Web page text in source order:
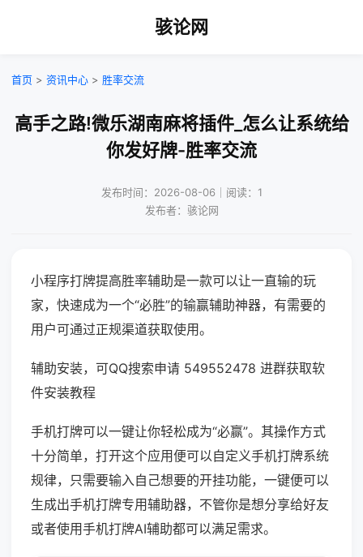
骇论网
首页 > 资讯中心 > 胜率交流
高手之路!微乐湖南麻将插件_怎么让系统给
你发好牌-胜率交流
发布时间：2026-08-06｜阅读：1
发布者：骇论网
小程序打牌提高胜率辅助是一款可以让一直输的玩
家，快速成为一个“必胜”的输赢辅助神器，有需要的
用户可通过正规渠道获取使用。
辅助安装，可QQ搜索申请 549552478 进群获取软
件安装教程
手机打牌可以一键让你轻松成为“必赢”。其操作方式
十分简单，打开这个应用便可以自定义手机打牌系统
规律，只需要输入自己想要的开挂功能，一键便可以
生成出手机打牌专用辅助器，不管你是想分享给好友
或者使用手机打牌AI辅助都可以满足需求。